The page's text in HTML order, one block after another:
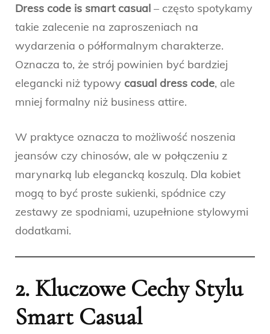
Dress code is smart casual – często spotykamy
takie zalecenie na zaproszeniach na
wydarzenia o półformalnym charakterze.
Oznacza to, że strój powinien być bardziej
elegancki niż typowy casual dress code, ale
mniej formalny niż business attire.
W praktyce oznacza to możliwość noszenia
jeansów czy chinosów, ale w połączeniu z
marynarką lub elegancką koszulą. Dla kobiet
mogą to być proste sukienki, spódnice czy
zestawy ze spodniami, uzupełnione stylowymi
dodatkami.
2. Kluczowe Cechy Stylu
Smart Casual